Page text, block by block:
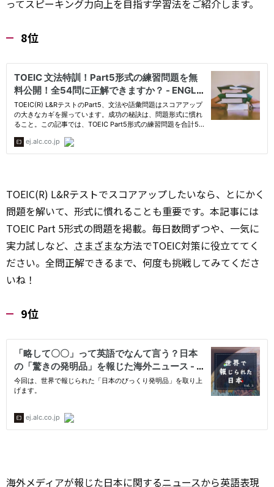
ってスピーキング力向上を目指す学習法をご紹介します。
8位
TOEIC(R) L&Rテストでスコアアップしたいなら、とにかく
問題を解いて、形式に慣れることも重要です。本記事には
TOEIC Part 5形式の問題を掲載。毎日数問ずつや、一気に
実力試しなど、 さまざまな方法でTOEIC対策に役立ててく
ださい。全問正解できるまで、何度も挑戦してみてくださ
いね！
9位
海外メディアが報じた日本に関するニュースから英語表現